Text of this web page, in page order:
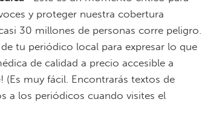
y proteger nuestra cobertura
30 millones de personas corre peligro.
tu periódico local para expresar lo que
de calidad a precio accesible a
(Es muy fácil. Encontrarás textos de
a los periódicos cuando visites el